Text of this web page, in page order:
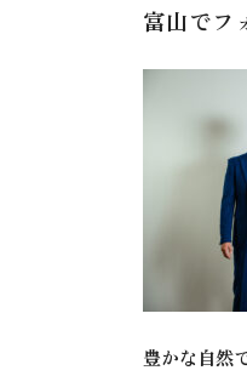
富山でフ
豊かな自然